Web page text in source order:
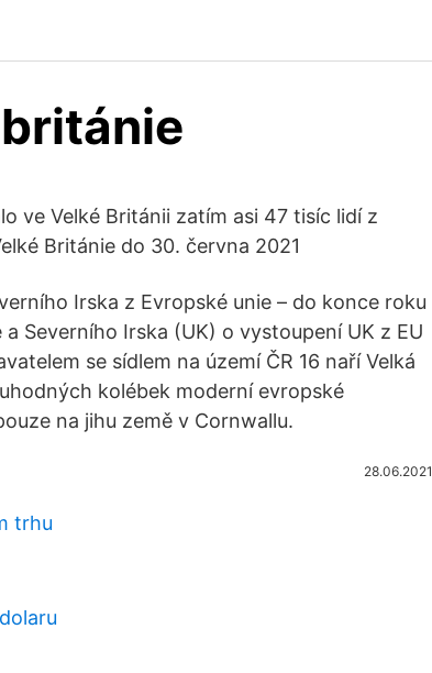
ve Velké Británii zatím asi 47 tisíc lidí z
Británie do 30. června 2021
Irska z Evropské unie – do konce roku
Severního Irska (UK) o vystoupení UK z EU
se sídlem na území ČR 16 naří Velká
kolébek moderní evropské
na jihu země v Cornwallu.
28.06.2021
trhu